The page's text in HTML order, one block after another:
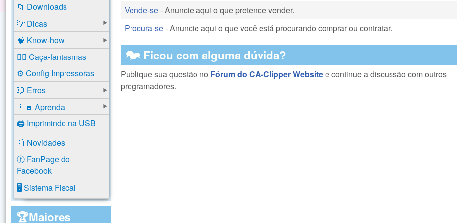
Vende-se- Anuncie aqui o que pretende vender.
Procura-se- Anuncie aqui o que você está procurando comprar ou contratar.
🗫 Ficou com alguma dúvida?
Publique sua questão no Fórum do CA-Clipper Websitee continue a discussão com outros
programadores.
📁 Downloads
💡 Dicas
🧠 Know-how
🕵️‍♂️ Caça-fantasmas
⚙️ Config Impressoras
💥 Erros
👨‍🎓 Aprenda
🖨️ Imprimindo na USB
📰 Novidades
ⓕ FanPage do
Facebook
🖥️ Sistema Fiscal
🏆Maiores